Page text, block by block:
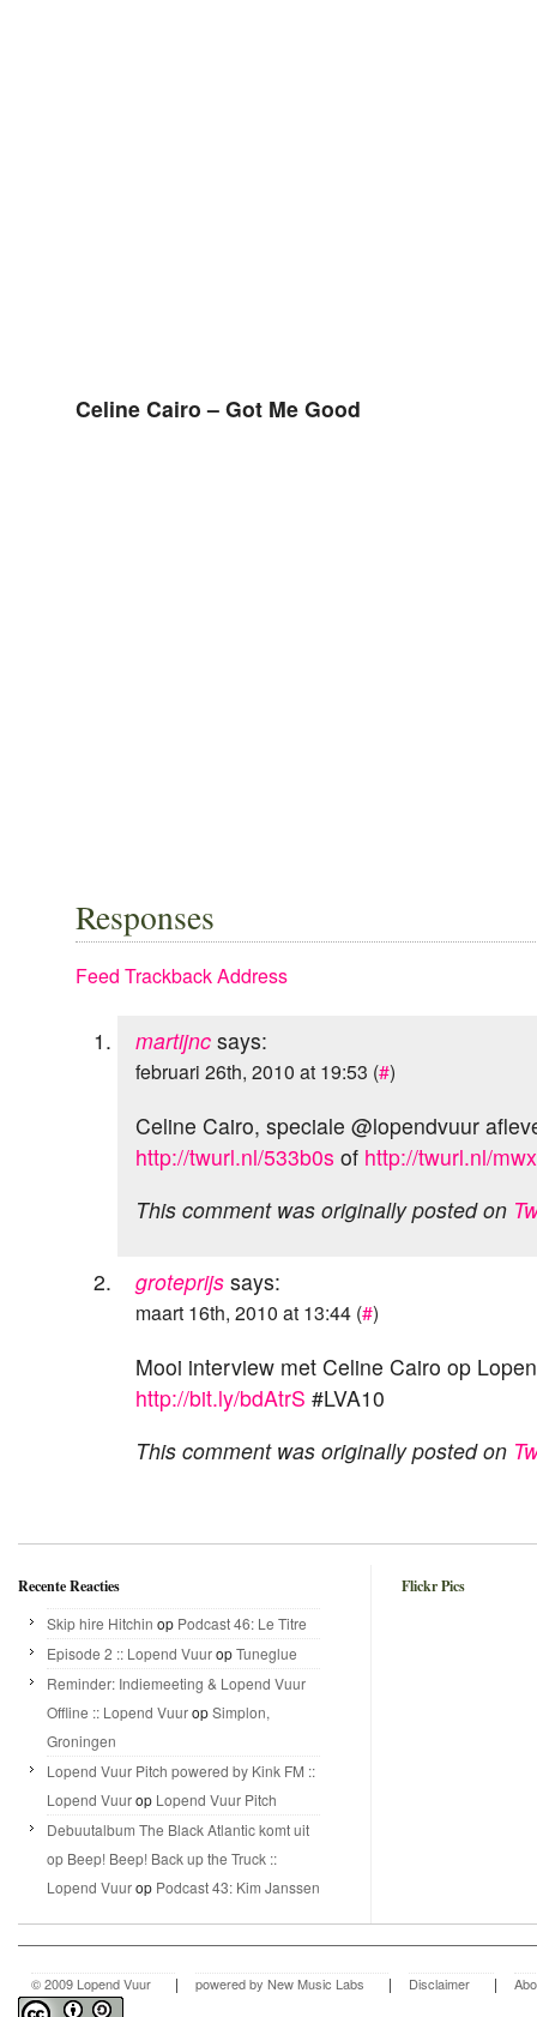
Celine Cairo – Got Me Good
Responses
Feed Trackback Address
martijnc says:
februari 26th, 2010 at 19:53 (#)
Celine Cairo, speciale @lopendvuur
http://twurl.nl/533b0s of http://twurl.nl/
This comment was originally posted on
groteprijs says:
maart 16th, 2010 at 13:44 (#)
Mooi interview met Celine Cairo op
http://bit.ly/bdAtrS #LVA10
This comment was originally posted on
Recente Reacties
Skip hire Hitchin op Podcast 46: Le Titre
Episode 2 :: Lopend VuuropTuneglue
Reminder: Indiemeeting & Lopend Vuur
Offline :: Lopend VuuropSimplon,
Groningen
Lopend Vuur Pitch powered by Kink FM ::
Lopend Vuurop Lopend Vuur Pitch
Debuutalbum The Black Atlantic komt uit
op Beep! Beep! Back up the Truck ::
Lopend Vuurop Podcast 43: Kim Janssen
Flickr Pics
© 2009 Lopend Vuur | powered by New Music Labs | Disclaimer |